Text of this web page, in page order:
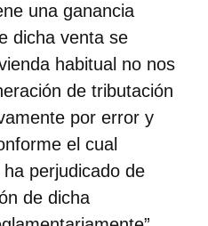
una ganancia
dicha venta se
habitual no nos
de tributación
por error y
el cual
perjudicado de
de dicha